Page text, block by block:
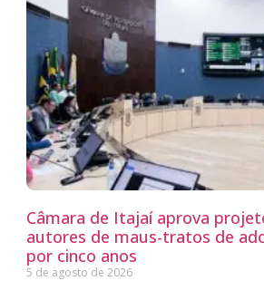
Câmara de Itajaí aprova
autores de maus-tratos de
por cinco anos
5 de agosto de 2026